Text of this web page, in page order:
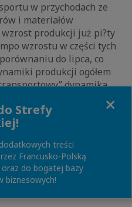
w przychodach ze
i materiałów
wzrost produkcji już pi?ty
wzrostu w części tych
do lipca, co
produkcji ogółem
dynamika
r/r wobec 21,9% w lipcu, a
wzrosła o 6,7% r/r
samochodowe,
15,4% wobec 6,8% w
dane SAMAR dot.
i dostawczych.
przemysłowej w
Strefy
treści
Francusko-Polską
do bogatej bazy
biznesowych!